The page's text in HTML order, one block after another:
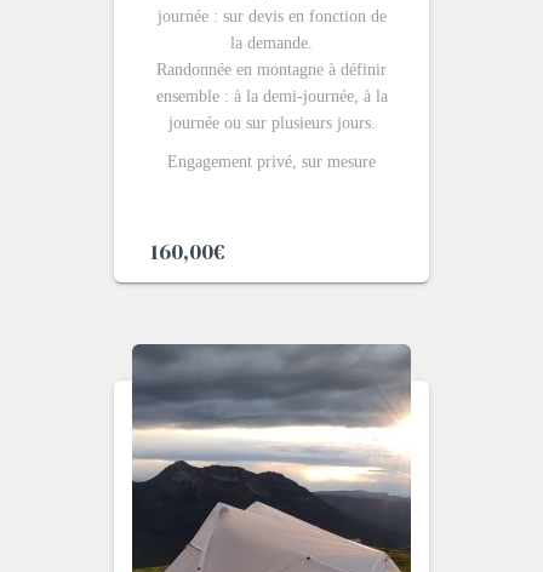
journée : sur devis en fonction de
la demande.
Randonnée en montagne à définir
ensemble : à la demi-journée, à la
journée ou sur plusieurs jours.
Engagement privé, sur mesure
160,00€